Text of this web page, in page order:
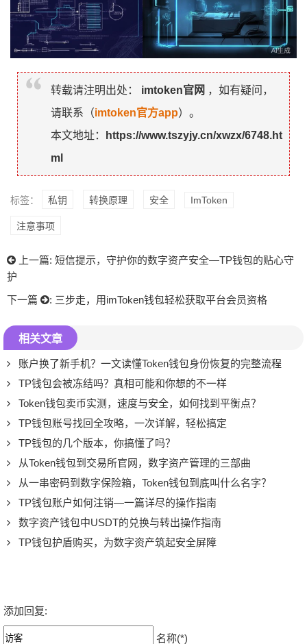
转载请注明出处： imtoken官网 ，如有疑问，
请联系（imtoken官方app）。
本文地址：
https://www.tszyjy.cn/xwzx/6748.ht
ml
标签： 私钥 转换原理 安全 ImToken
注意事项
上一篇: 短信提示，守护你的数字资产安全—TP钱包的贴心守
护
下一篇
: 三步走，用imToken钱包轻松获取平台会员资格
相关文章
账户换了新手机？一文读懂Token钱包身份恢复的完整流程
TP钱包会被冻结吗？真相可能和你想的不一样
Token钱包卖币实测，速度与安全，如何找到平衡点？
TP钱包账号找回全攻略，一次详解，轻松搞定
TP钱包的几个版本，你搞懂了吗？
从Token钱包到交易所官网，数字资产管理的三部曲
从一串密码到数字保险箱，Token钱包到底叫什么名字？
TP钱包账户如何注销—一篇详尽的操作指南
数字资产钱包中USDT的兑换与转出操作指南
TP钱包护盾购买，为数字资产筑起安全屏障
添加回复:
名称(*)